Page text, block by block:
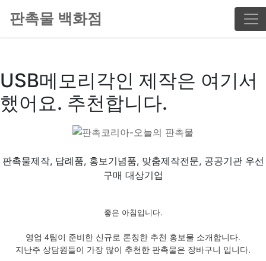
판촉물 백화점
USB메모리각인 제작은 여기서
했어요. 추천합니다.
판촉물제작, 답례품, 홍보기념품, 맞춤제작전문, 공공기관 우선
구매 대상기업
좋은 아침입니다.
영업 4팀이 준비한 신규로 론칭한 추천 홍보물 소개합니다.
지난주 상담원들이 가장 많이 추천한 판촉물은 장바구니 입니다.